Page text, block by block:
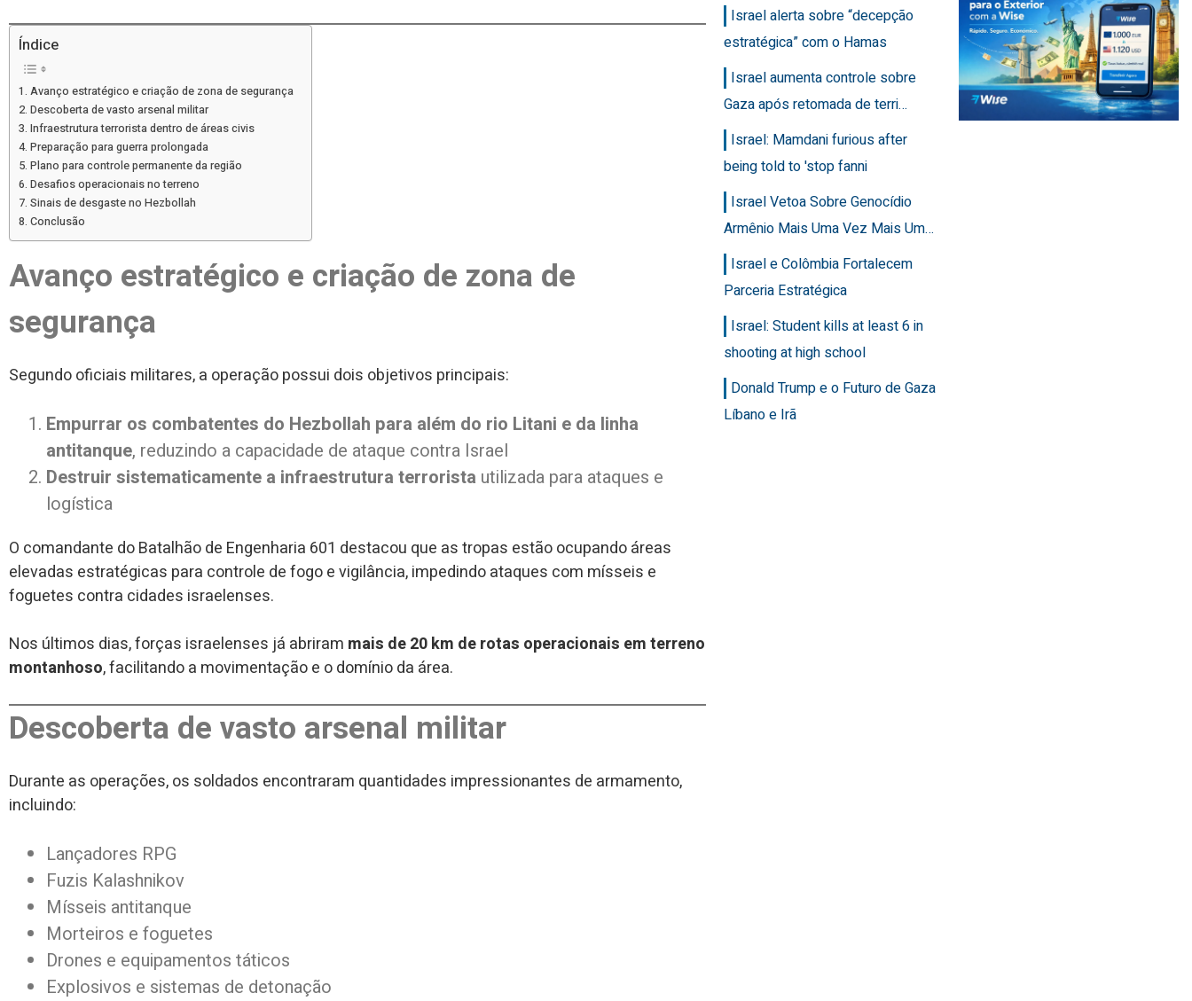
Índice
Avanço estratégico e criação de zona de segurança
Descoberta de vasto arsenal militar
Infraestrutura terrorista dentro de áreas civis
Preparação para guerra prolongada
Plano para controle permanente da região
Desafios operacionais no terreno
Sinais de desgaste no Hezbollah
Conclusão
Avanço estratégico e criação de zona de
segurança
Segundo oficiais militares, a operação possui dois objetivos principais:
Empurrar os combatentes do Hezbollah para além do rio Litani e da linha
antitanque, reduzindo a capacidade de ataque contra Israel
Destruir sistematicamente a infraestrutura terrorista utilizada para ataques e
logística
O comandante do Batalhão de Engenharia 601 destacou que as tropas estão ocupando áreas
elevadas estratégicas para controle de fogo e vigilância, impedindo ataques com mísseis e
foguetes contra cidades israelenses.
Nos últimos dias, forças israelenses já abriram mais de 20 km de rotas operacionais em terreno
montanhoso, facilitando a movimentação e o domínio da área.
Descoberta de vasto arsenal militar
Durante as operações, os soldados encontraram quantidades impressionantes de armamento,
incluindo:
Lançadores RPG
Fuzis Kalashnikov
Mísseis antitanque
Morteiros e foguetes
Drones e equipamentos táticos
Explosivos e sistemas de detonação
Israel alerta sobre “decepção
estratégica” com o Hamas
Israel aumenta controle sobre
Gaza após retomada de terri…
Israel: Mamdani furious after
being told to 'stop fanni
Israel Vetoa Sobre Genocídio
Armênio Mais Uma Vez Mais Um…
Israel e Colômbia Fortalecem
Parceria Estratégica
Israel: Student kills at least 6 in
shooting at high school
Donald Trump e o Futuro de Gaza
Líbano e Irã